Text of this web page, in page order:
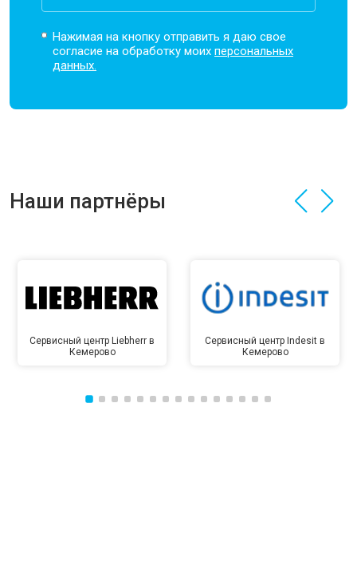
Нажимая на кнопку отправить я даю свое
согласие на обработку моихперсональных
данных.
Наши партнёры
Сервисный центр Liebherr в
Кемерово
Сервисный центр Indesit в
Кемерово